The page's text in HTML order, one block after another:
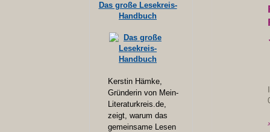
Das große Lesekreis-
Handbuch
Kerstin Hämke,
Gründerin von Mein-
Literaturkreis.de,
zeigt, warum das
gemeinsame Lesen